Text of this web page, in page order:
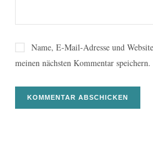
Name, E-Mail-Adresse und
meinen nächsten Kommentar speichern.